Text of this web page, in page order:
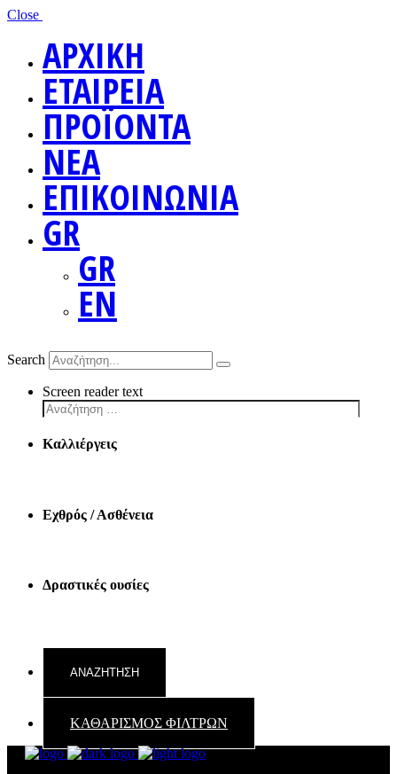
Close
ΑΡΧΙΚΗ
ΕΤΑΙΡΕΙΑ
ΠΡΟΪΟΝΤΑ
ΝΕΑ
ΕΠΙΚΟΙΝΩΝΙΑ
GR
GR
EN
Search
Screen reader text
Καλλιέργεις
Εχθρός / Ασθένεια
Δραστικές ουσίες
ΚΑΘΑΡΙΣΜΟΣ ΦΙΛΤΡΩΝ